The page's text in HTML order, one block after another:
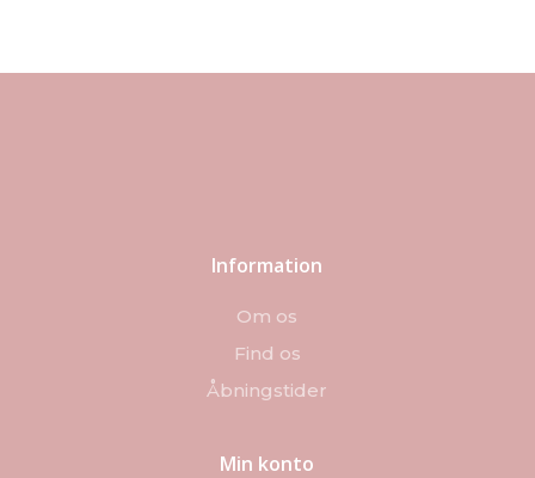
Information
Om os
Find os
Åbningstider
Min konto